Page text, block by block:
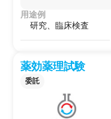
用途例
研究、臨床検査
薬効薬理試験
委託